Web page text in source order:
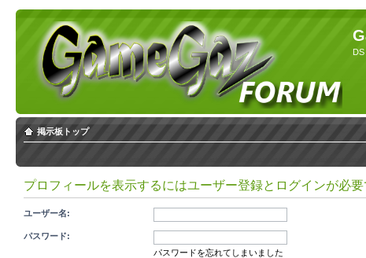
DS
掲示板トップ
プロフィールを表示するにはユーザー登録とログインが必要
ユーザー名:
パスワード:
パスワードを忘れてしまいました